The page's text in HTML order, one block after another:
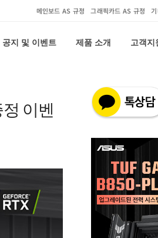
메인보드 AS 규정 그래픽카드 AS 규정
공지 및 이벤트 제품 소개 고객지
이벤